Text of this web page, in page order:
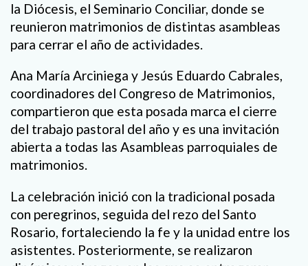
la Diócesis, el Seminario Conciliar, donde se
reunieron matrimonios de distintas asambleas
para cerrar el año de actividades.
Ana María Arciniega y Jesús Eduardo Cabrales,
coordinadores del Congreso de Matrimonios,
compartieron que esta posada marca el cierre
del trabajo pastoral del año y es una invitación
abierta a todas las Asambleas parroquiales de
matrimonios.
La celebración inició con la tradicional posada
con peregrinos, seguida del rezo del Santo
Rosario, fortaleciendo la fe y la unidad entre los
asistentes. Posteriormente, se realizaron